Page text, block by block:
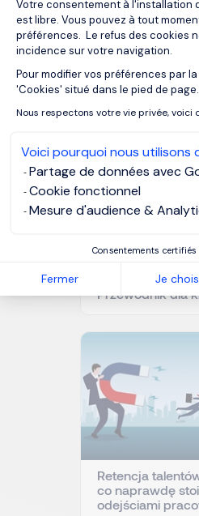
Votre consentement à l'installation
est libre. Vous pouvez à tout
préférences. Le refus des cookies
incidence sur votre navigation.
Pour modifier vos préférences par
'Cookies' situé dans le pied de page.
Nous respectons votre vie privée, voici
Voici pourquoi nous utilisons
Partage de données avec
Cookie fonctionnel
Mesure d'audience &
Consentements
Fermer Je
Axeptio
NASZE
Powiązane
Executive
Przewodnik dla
Retencja
co naprawdę
odejściami